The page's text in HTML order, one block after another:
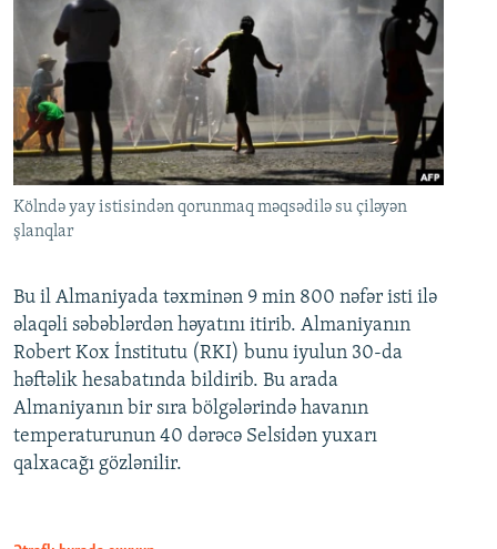
Kölndə yay istisindən qorunmaq məqsədilə su çiləyən
şlanqlar
Bu il Almaniyada təxminən 9 min 800 nəfər isti ilə
əlaqəli səbəblərdən həyatını itirib. Almaniyanın
Robert Kox İnstitutu (RKI) bunu iyulun 30-da
həftəlik hesabatında bildirib. Bu arada
Almaniyanın bir sıra bölgələrində havanın
temperaturunun 40 dərəcə Selsidən yuxarı
qalxacağı gözlənilir.